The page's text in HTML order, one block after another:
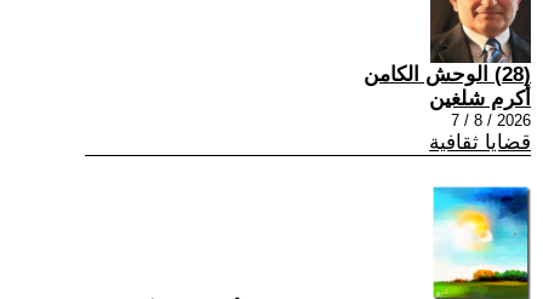
(28) الوحش الكامن
أكرم شلغين
2026 / 8 / 7
قضايا ثقافية